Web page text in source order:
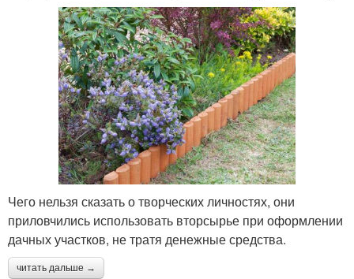
Чего нельзя сказать о творческих личностях, они
приловчились использовать вторсырье при оформлении
дачных участков, не тратя денежные средства.
читать дальше →